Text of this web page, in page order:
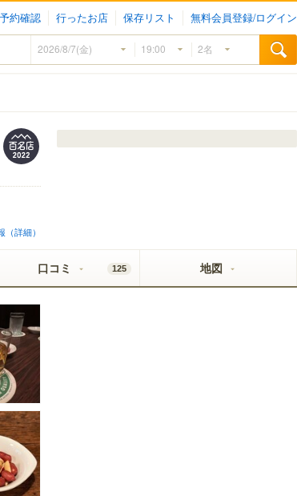
予約確認 行ったお店 保存リスト 無料会員登録/ログイン
（詳細）
口コミ 125 地図